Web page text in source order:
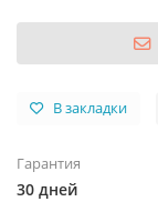
В закладки
Гарантия
30 дней